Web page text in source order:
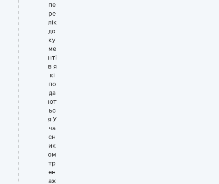
пе
ре
лік
до
ку
ме
нті
в я
кі
по
да
ют
ьс
я У
ча
сн
ик
ом
тр
ен
аж